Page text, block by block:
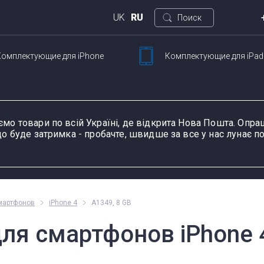
товари по всій Україні, де відкрита Нова Пошта.
затримка - пробачте, швидше за все у нас лунає
UK RU Поиск
Киев
ноутбуков
для iPhone
для смартфонов
Комплектующие для iPad
планшетов
устройства, модель или серию
iPhone 4 A1349, 8 GB
смартфонов iPhone